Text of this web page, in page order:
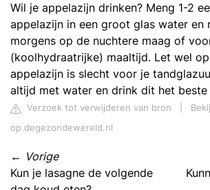
Wil je appelazijn drinken? Meng 1-2
appelazijn in een groot glas water en
morgens op de nuchtere maag of
(koolhydraatrijke) maaltijd. Let wel
appelazijn is slecht voor je
altijd met water en drink dit het
Verzoek tot verwijderen van bron
op degezondewereld.nl
← Vorige
Kun je lasagne de volgende